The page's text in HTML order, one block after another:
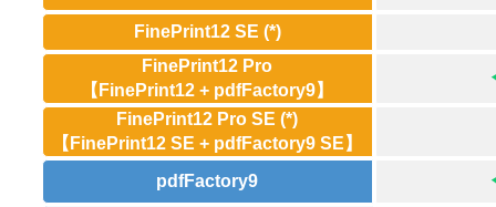
FinePrint12 SE (*)
FinePrint12 Pro
【FinePrint12 + pdfFactory9】
FinePrint12 Pro SE (*)
【FinePrint12 SE + pdfFactory9 SE】
pdfFactory9